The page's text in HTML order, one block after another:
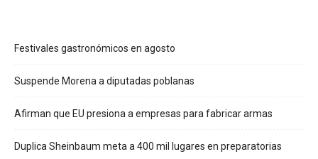
Festivales gastronómicos en agosto
Suspende Morena a diputadas poblanas
Afirman que EU presiona a empresas para fabricar armas
Duplica Sheinbaum meta a 400 mil lugares en preparatorias